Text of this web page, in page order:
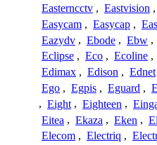
Easterncctv , Eastvision ,
Easycam , Easycap ,
Eazydv , Ebode , Ebw ,
Eclipse , Eco , Ecoline ,
Edimax , Edison , Ednet
Ego , Egpis , Eguard ,
, Eight , Eighteen ,
Eitea , Ekaza , Eken ,
Elecom , Electriq ,